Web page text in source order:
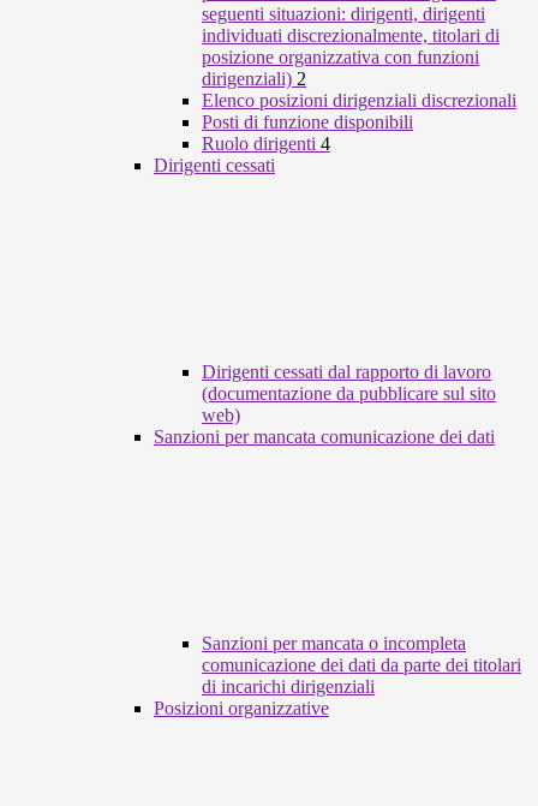
seguenti situazioni: dirigenti, dirigenti
individuati discrezionalmente, titolari di
posizione organizzativa con funzioni
dirigenziali) 2
Elenco posizioni dirigenziali discrezionali
Posti di funzione disponibili
Ruolo dirigenti 4
Dirigenti cessati
Dirigenti cessati dal rapporto di lavoro
(documentazione da pubblicare sul sito
web)
Sanzioni per mancata comunicazione dei dati
Sanzioni per mancata o incompleta
comunicazione dei dati da parte dei titolari
di incarichi dirigenziali
Posizioni organizzative